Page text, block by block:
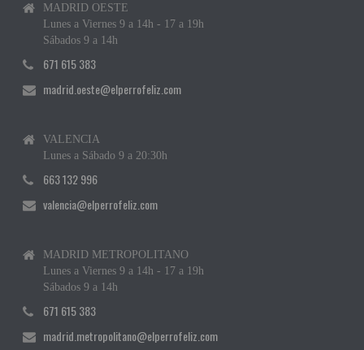
MADRID OESTE
Lunes a Viernes 9 a 14h - 17 a 19h
Sábados 9 a 14h
671 615 383
madrid.oeste@elperrofeliz.com
VALENCIA
Lunes a Sábado 9 a 20:30h
663 132 996
valencia@elperrofeliz.com
MADRID METROPOLITANO
Lunes a Viernes 9 a 14h - 17 a 19h
Sábados 9 a 14h
671 615 383
madrid.metropolitano@elperrofeliz.com